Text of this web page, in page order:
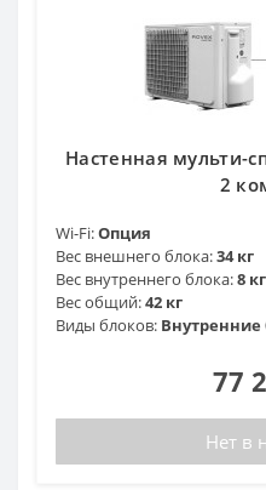
Настенная мульти-
2
Wi-Fi:Опция
Вес внешнего блока:34 кг
Вес внутреннего блока:8 кг
Вес общий:42 кг
Виды блоков: Внутренние
77
Нет в